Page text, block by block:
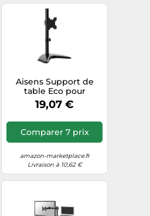
Aisens Support de
table Eco pour
moniteur/TV 17 à 32,
pivotant et inclinable,
10 kg, Noir G
19,07 €
Comparer 7 prix
amazon-marketplace.fr
Livraison à 10,62 €